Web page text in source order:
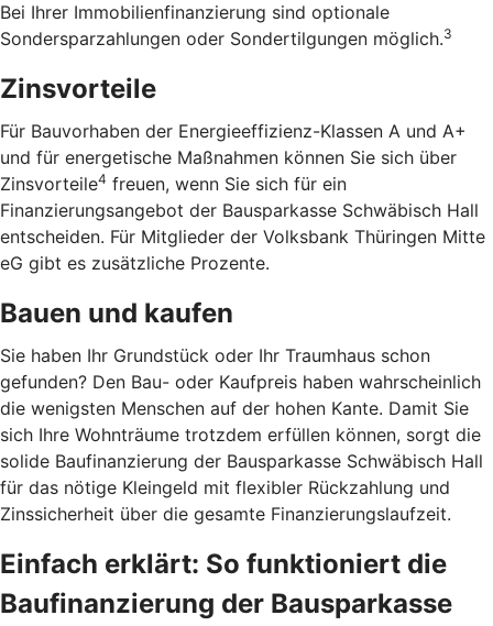
Bei Ihrer Immobilienfinanzierung sind optionale
Sondersparzahlungen oder Sondertilgungen möglich.3
Zinsvorteile
Für Bauvorhaben der Energieeffizienz-Klassen A und A+
und für energetische Maßnahmen können Sie sich über
Zinsvorteile4 freuen, wenn Sie sich für ein
Finanzierungsangebot der Bausparkasse Schwäbisch Hall
entscheiden. Für Mitglieder der Volksbank Thüringen Mitte
eG gibt es zusätzliche Prozente.
Bauen und kaufen
Sie haben Ihr Grundstück oder Ihr Traumhaus schon
gefunden? Den Bau- oder Kaufpreis haben wahrscheinlich
die wenigsten Menschen auf der hohen Kante. Damit Sie
sich Ihre Wohnträume trotzdem erfüllen können, sorgt die
solide Baufinanzierung der Bausparkasse Schwäbisch Hall
für das nötige Kleingeld mit flexibler Rückzahlung und
Zinssicherheit über die gesamte Finanzierungslaufzeit.
Einfach erklärt: So funktioniert die
Baufinanzierung der Bausparkasse